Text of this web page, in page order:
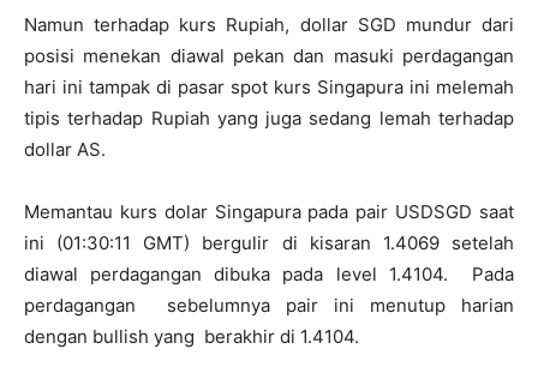
Namun terhadap kurs Rupiah, dollar SGD mundur dari
posisi menekan diawal pekan dan masuki perdagangan
hari ini tampak di pasar spot kurs Singapura ini melemah
tipis terhadap Rupiah yang juga sedang lemah terhadap
dollar AS.
Memantau kurs dolar Singapura pada pair USDSGD saat
ini (01:30:11 GMT) bergulir di kisaran 1.4069 setelah
diawal perdagangan dibuka pada level 1.4104. Pada
perdagangan sebelumnya pair ini menutup harian
dengan bullish yang berakhir di 1.4104.